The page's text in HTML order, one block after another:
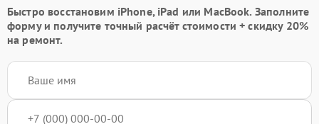
Быстро восстановим iPhone, iPad или MacBook. Заполните
формуи получите точный расчёт стоимости +скидку 20%
на ремонт.